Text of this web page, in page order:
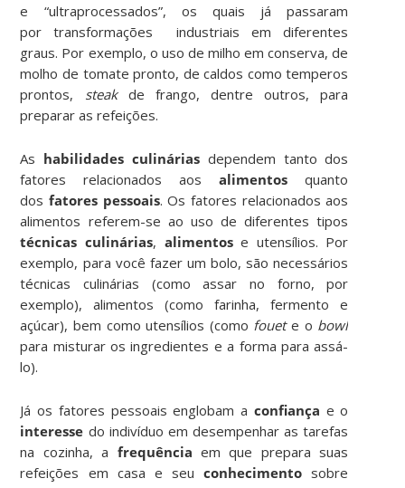
e “ultraprocessados”, os quais já passaram
por transformações industriais em diferentes
graus. Por exemplo, o uso de milho em conserva, de
molho de tomate pronto, de caldos como temperos
prontos, steak de frango, dentre outros, para
preparar as refeições.
As habilidades culináriasdependem tanto dos
fatores relacionados aosalimentos quanto
dosfatores pessoais. Os fatores relacionados aos
alimentos referem-se ao uso de diferentes tipos
técnicas culinárias, alimentose utensílios. Por
exemplo, para você fazer um bolo, são necessários
técnicas culinárias (como assar no forno, por
exemplo), alimentos (como farinha, fermento e
açúcar), bem como utensílios (como fouete o bowl
para misturar os ingredientes e a forma para assá-
lo).
Já os fatores pessoais englobam a confiança e o
interesse do indivíduo em desempenhar as tarefas
na cozinha, a frequência em que prepara suas
refeições em casa e seuconhecimento sobre